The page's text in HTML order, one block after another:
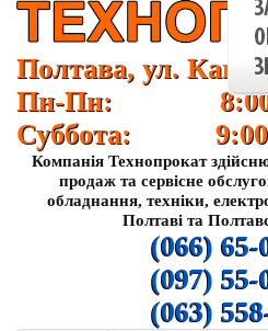
Полтава, ул.
Пн-Пн: 8:00 -
Суббота: 9:00
Компанія Технопрокат
продаж та сервісне
обладнання, техніки,
Полтаві та
(066) 65-
(097) 55-
(063)